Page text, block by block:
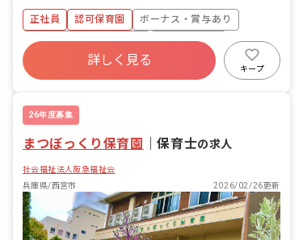
正社員 認可保育園
ボーナス・賞与あり
寮・住宅・家賃補助あり
社会保険完備
福利厚生充実
退職金制度
詳しく見る
キープ
26年度募集
まつぼっくり保育園 ｜保育士の求人
社会福祉法人阪急福祉会
兵庫県/西宮市
2026/02/26更新